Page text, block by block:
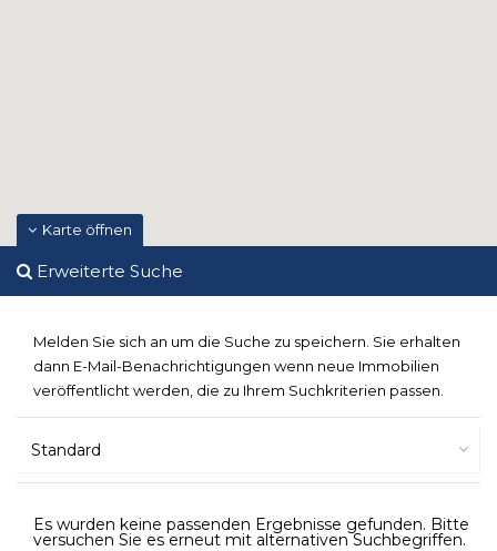
Karte öffnen
Erweiterte Suche
Melden Sie sich an um die Suche zu speichern. Sie erhalten
dann E-Mail-Benachrichtigungen wenn neue Immobilien
veröffentlicht werden, die zu Ihrem Suchkriterien passen.
Standard
Es wurden keine passenden Ergebnisse gefunden. Bitte
versuchen Sie es erneut mit alternativen Suchbegriffen.